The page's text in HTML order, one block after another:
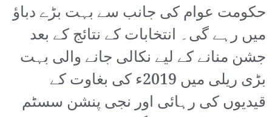
حکومت عوام کی جانب سے بہت بڑے دباؤ
میں رہے گی۔ انتخابات کے نتائج کے بعد
جشن منانے کے لیے نکالی جانے والی بہت
بڑی ریلی میں 2019ء کی بغاوت کے
قیدیوں کی رہائی اور نجی پنشن سسٹم